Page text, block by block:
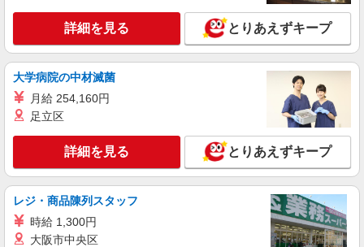
栃木市 ＊最寄り駅：新栃木
キープ 詳細を見る
株式会社kotrio /●UT-H-1959412
栃木市｜リハビリ補助などのデイサービス
STAFF♪未経験OK
時給1500円〜2125円 ＜日払い有/週払い有/交
通費全支給(ガソリン代含む)＞
キープ 詳細を見る
詳細を見る とりあえずキープ
大学病院の中材滅菌
月給 254,160円
足立区
詳細を見る とりあえずキープ
レジ・商品陳列スタッフ
時給 1,300円
大阪市中央区